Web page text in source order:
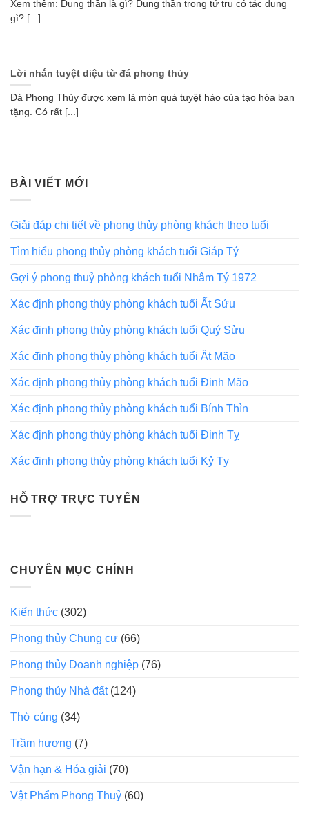
Xem thêm: Dụng thần là gì? Dụng thần trong tứ trụ có tác dụng
gì? [...]
Lời nhắn tuyệt diệu từ đá phong thủy
Đá Phong Thủy được xem là món quà tuyệt hảo của tạo hóa ban
tặng. Có rất [...]
BÀI VIẾT MỚI
Giải đáp chi tiết về phong thủy phòng khách theo tuổi
Tìm hiểu phong thủy phòng khách tuổi Giáp Tý
Gợi ý phong thuỷ phòng khách tuổi Nhâm Tý 1972
Xác định phong thủy phòng khách tuổi Ất Sửu
Xác định phong thủy phòng khách tuổi Quý Sửu
Xác định phong thủy phòng khách tuổi Ất Mão
Xác định phong thủy phòng khách tuổi Đinh Mão
Xác định phong thủy phòng khách tuổi Bính Thìn
Xác định phong thủy phòng khách tuổi Đinh Tỵ
Xác định phong thủy phòng khách tuổi Kỷ Tỵ
HỖ TRỢ TRỰC TUYẾN
CHUYÊN MỤC CHÍNH
Kiến thức (302)
Phong thủy Chung cư (66)
Phong thủy Doanh nghiệp (76)
Phong thủy Nhà đất(124)
Thờ cúng (34)
Trầm hương (7)
Vận hạn & Hóa giải (70)
Vật Phẩm Phong Thuỷ (60)